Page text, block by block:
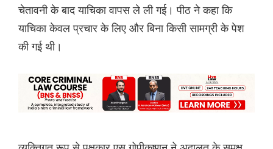
चेतावनी के बाद याचिका वापस ले ली गई। पीठ ने कहा कि
याचिका केवल प्रचार के लिए और बिना किसी सामग्री के पेश
की गई थी।